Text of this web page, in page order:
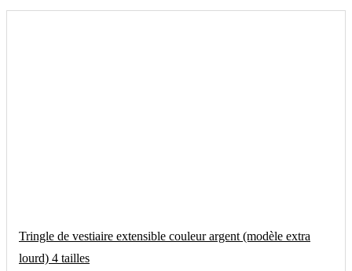
Tringle de vestiaire extensible couleur argent (modèle extra
lourd) 4 tailles